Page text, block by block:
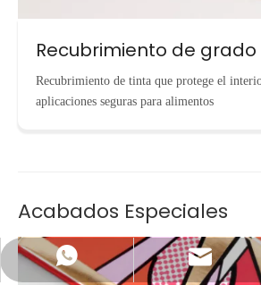
Recubrimiento de
Recubrimiento de tinta que protege el
aplicaciones seguras para alimentos
Acabados Especiales
Contactar vía WhatsApp
info@cnecopackaging.com
+86-15221732206